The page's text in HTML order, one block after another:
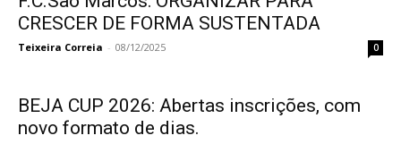
CRESCER DE FORMA SUSTENTADA
Teixeira Correia - 08/12/2025 0
BEJA CUP 2026: Abertas inscrições, com
novo formato de dias.